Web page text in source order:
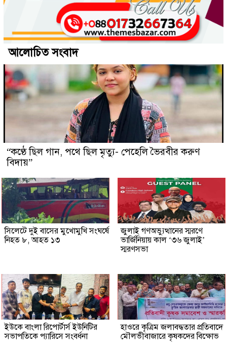
আলোচিত সংবাদ
“কণ্ঠে ছিল গান, পথে ছিল মৃত্যু- পেহেলি ভৈরবীর করুণ
বিদায়”
সিলেটে দুই বাসের মুখোমুখি সংঘর্ষে
নিহত ৮, আহত ১৩
জুলাই গণঅভ্যুত্থানের স্মরণে
ভার্জিনিয়ায় কাল ‘৩৬ জুলাই’
স্মরণসভা
ইউকে বাংলা রিপোর্টার্স ইউনিটির
সভাপতিকে প্যারিসে সংবর্ধনা
হাওরে কৃত্রিম জলাবদ্ধতার প্রতিবাদে
মৌলভীবাজারে কৃষকদের বিক্ষোভ